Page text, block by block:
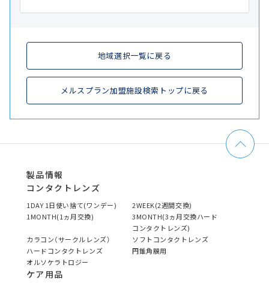
地域選択一覧に戻る
メルスプラン加盟施設検索トップに戻る
製品情報
コンタクトレンズ
1DAY 1日使い捨て(ワンデー)
2WEEK(2週間交換)
1MONTH(1ヵ月交換)
3MONTH(3ヵ月交換ハード
コンタクトレンズ)
カラコン（サークルレンズ）
ソフトコンタクトレンズ
ハードコンタクトレンズ
円錐角膜用
オルソケラトロジー
ケア用品